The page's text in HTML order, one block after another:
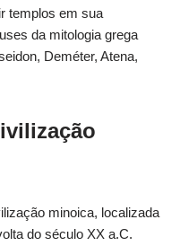
templos em sua
da mitologia grega
Deméter, Atena,
minoica, localizada
do século XX a.C.